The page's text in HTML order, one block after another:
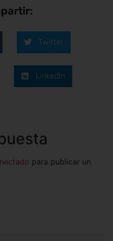
Twitter
LinkedIn
para publicar un